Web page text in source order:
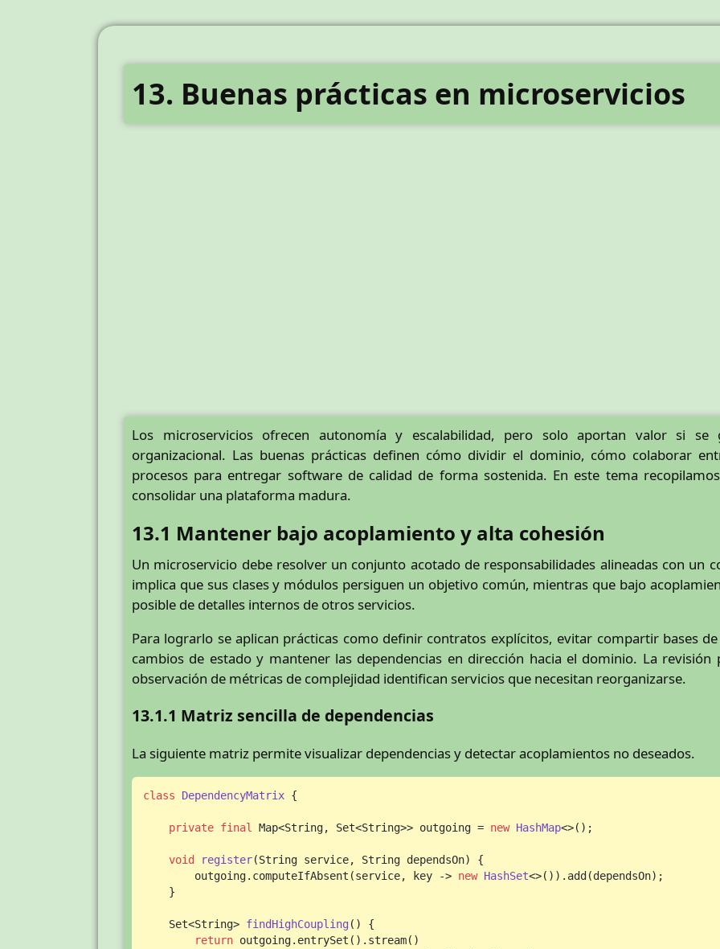
13. Buenas prácticas en microservicios
Los microservicios ofrecen autonomía y escalabilidad, pero solo aportan valor si se
organizacional. Las buenas prácticas definen cómo dividir el dominio, cómo colaborar
procesos para entregar software de calidad de forma sostenida. En este tema
consolidar una plataforma madura.
13.1 Mantener bajo acoplamiento y alta cohesión
Un microservicio debe resolver un conjunto acotado de responsabilidades alineadas con un
implica que sus clases y módulos persiguen un objetivo común, mientras que bajo
posible de detalles internos de otros servicios.
Para lograrlo se aplican prácticas como definir contratos explícitos, evitar compartir bases
cambios de estado y mantener las dependencias en dirección hacia el dominio. La
observación de métricas de complejidad identifican servicios que necesitan reorganizarse.
13.1.1 Matriz sencilla de dependencias
La siguiente matriz permite visualizar dependencias y detectar acoplamientos no deseados.
class DependencyMatrix {
private final Map<String, Set<String>> outgoing = new HashMap<>();
void register(String service, String dependsOn)
{
        outgoing.computeIfAbsent(service, key ->
new HashSet<>()).add(dependsOn);
    }
    Set<String>
findHighCoupling()
{
return outgoing.entrySet().stream()